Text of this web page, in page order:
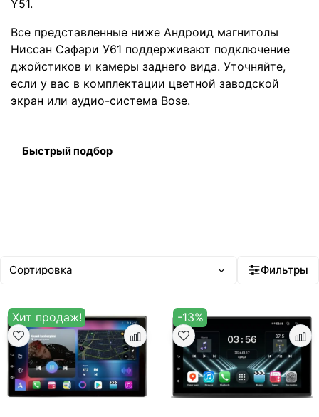
Y51.
Все представленные ниже Андроид магнитолы
Ниссан Сафари У61 поддерживают подключение
джойстиков и камеры заднего вида. Уточняйте,
если у вас в комплектации цветной заводской
экран или аудио-система Bose.
Быстрый подбор
Фильтры
Хит продаж! -13%